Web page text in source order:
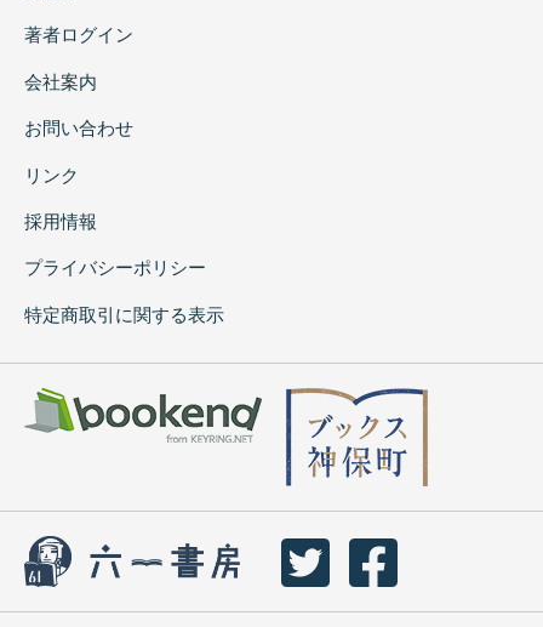
著者ログイン
会社案内
お問い合わせ
リンク
採用情報
プライバシーポリシー
特定商取引に関する表示